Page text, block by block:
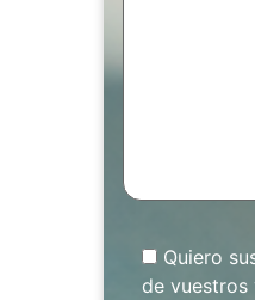
Quiero
de vuestros